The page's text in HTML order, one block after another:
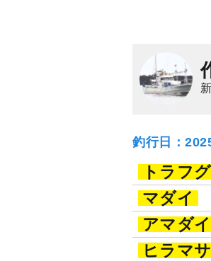
釣行日：
トラフグ
マダイ
アマダイ
ヒラマサ